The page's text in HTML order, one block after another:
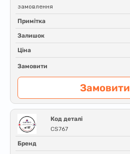
замовлення
Примітка
Залишок
Ціна
Замовити
Замовити
Код деталі
CS767
Бренд